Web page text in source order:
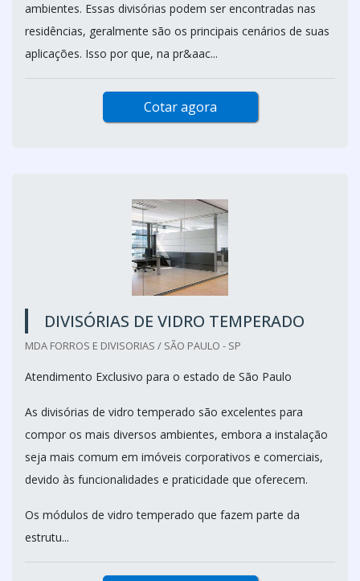
ambientes. Essas divisórias podem ser encontradas nas
residências, geralmente são os principais cenários de suas
aplicações. Isso por que, na pr&aac...
Cotar agora
DIVISÓRIAS DE VIDRO TEMPERADO
MDA FORROS E DIVISORIAS / SÃO PAULO - SP
Atendimento Exclusivo para o estado de São Paulo
As divisórias de vidro temperado são excelentes para
compor os mais diversos ambientes, embora a instalação
seja mais comum em imóveis corporativos e comerciais,
devido às funcionalidades e praticidade que oferecem.
Os módulos de vidro temperado que fazem parte da
estrutu...